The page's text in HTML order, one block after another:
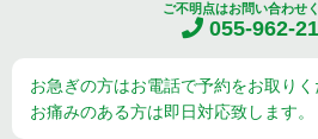
ご不明点はお問い合わせ
055-962-
お急ぎの方はお電話で予約をお取りく
お痛みのある方は即日対応致します。